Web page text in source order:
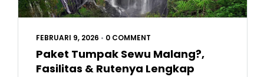
FEBRUARI 9, 2026 • 0 COMMENT
Paket Tumpak Sewu Malang?,
Fasilitas & Rutenya Lengkap